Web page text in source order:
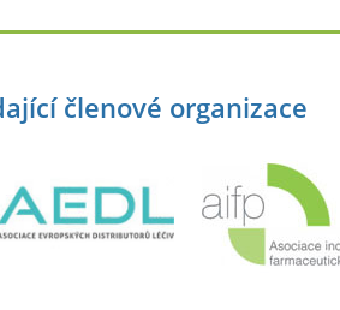
členové organizace